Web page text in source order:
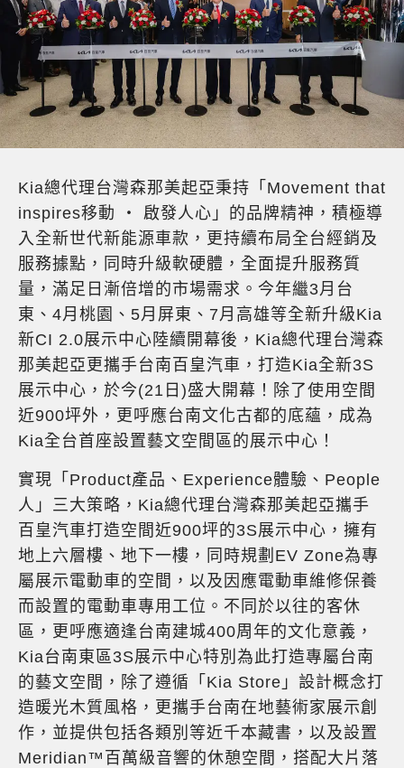
Kia總代理台灣森那美起亞秉持「Movement that
inspires移動 ‧ 啟發人心」的品牌精神，積極導
入全新世代新能源車款，更持續布局全台經銷及
服務據點，同時升級軟硬體，全面提升服務質
量，滿足日漸倍增的市場需求。今年繼3月台
東、4月桃園、5月屏東、7月高雄等全新升級Kia
新CI 2.0展示中心陸續開幕後，Kia總代理台灣森
那美起亞更攜手台南百皇汽車，打造Kia全新3S
展示中心，於今(21日)盛大開幕！除了使用空間
近900坪外，更呼應台南文化古都的底蘊，成為
Kia全台首座設置藝文空間區的展示中心！
實現「Product產品、Experience體驗、People
人」三大策略，Kia總代理台灣森那美起亞攜手
百皇汽車打造空間近900坪的3S展示中心，擁有
地上六層樓、地下一樓，同時規劃EV Zone為專
屬展示電動車的空間，以及因應電動車維修保養
而設置的電動車專用工位。不同於以往的客休
區，更呼應適逢台南建城400周年的文化意義，
Kia台南東區3S展示中心特別為此打造專屬台南
的藝文空間，除了遵循「Kia Store」設計概念打
造暖光木質風格，更攜手台南在地藝術家展示創
作，並提供包括各類別等近千本藏書，以及設置
Meridian™百萬級音響的休憩空間，搭配大片落